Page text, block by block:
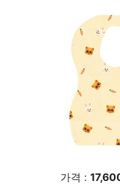
가격 :